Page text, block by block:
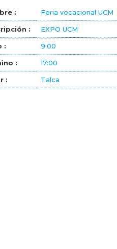
: Feria vocacional UCM
: EXPO UCM
: 9:00
: 17:00
: Talca